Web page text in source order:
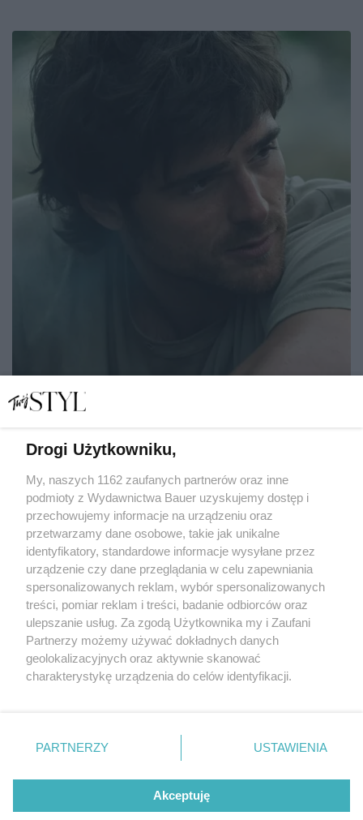
od gwiazd i wielkich emocji
EWA ANNA BARYŁKIEWICZ
KULTURA
POLITYKA PRYWATNOŚCI
Drogi Użytkowniku,
My, naszych 1162 zaufanych partnerów oraz inne
podmioty z Wydawnictwa Bauer uzyskujemy dostęp i
przechowujemy informacje na urządzeniu oraz
przetwarzamy dane osobowe, takie jak unikalne
identyfikatory, standardowe informacje wysyłane przez
urządzenie czy dane przeglądania w celu zapewniania
spersonalizowanych reklam, wybór spersonalizowanych
treści, pomiar reklam i treści, badanie odbiorców oraz
ulepszanie usług. Za zgodą Użytkownika my i Zaufani
Partnerzy możemy używać dokładnych danych
geolokalizacyjnych oraz aktywnie skanować
charakterystykę urządzenia do celów identyfikacji.
zmienić/wycofać klikając przycisk ustawień prywatności
znajdujący się w lewym dolnym rogu strony
rodzaje przetwarzania danych nie wymagają zgody
użytkownika, ale masz prawo sprzeciwić się takiemu
PARTNERZY USTAWIENIA
Akceptuję